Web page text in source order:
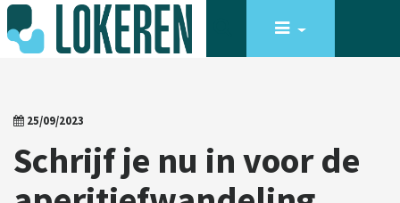
25/09/2023
Schrijf je nu in voor de